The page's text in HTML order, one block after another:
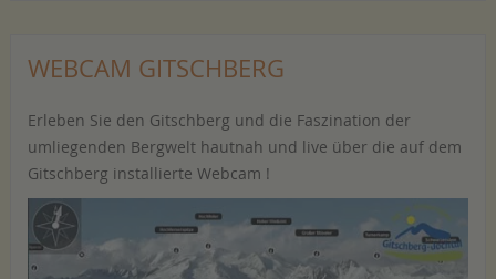
WEBCAM GITSCHBERG
Erleben Sie den Gitschberg und die Faszination der
umliegenden Bergwelt hautnah und live über die auf dem
Gitschberg installierte Webcam !